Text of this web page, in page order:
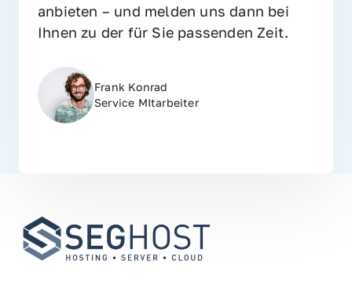
anbieten – und melden uns dann bei
Ihnen zu der für Sie passenden Zeit.
Frank Konrad
Service MItarbeiter